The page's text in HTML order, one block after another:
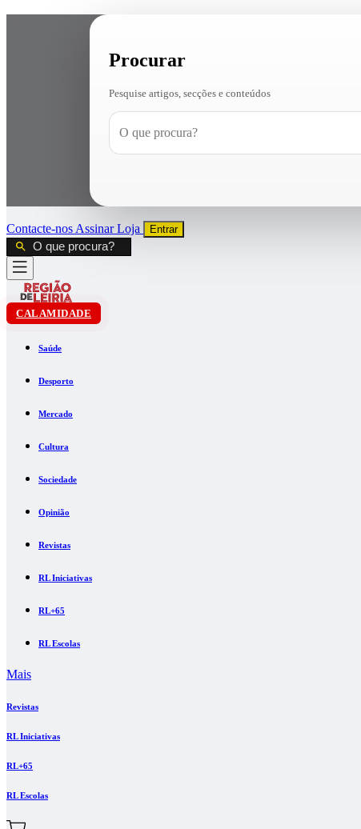
Procurar
Pesquise artigos, secções e conteúdos
Contacte-nos AssinarLoja Entrar
CALAMIDADE
Saúde
Desporto
Mercado
Cultura
Sociedade
Opinião
Revistas
RL Iniciativas
RL+65
RL Escolas
Mais
Revistas
RL Iniciativas
RL+65
RL Escolas